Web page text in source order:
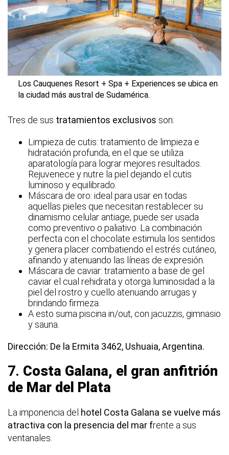
Los Cauquenes Resort + Spa + Experiences se ubica en
la ciudad más austral de Sudamérica.
Tres de sus tratamientos exclusivos son:
Limpieza de cutis: tratamiento de limpieza e
hidratación profunda, en el que se utiliza
aparatología para lograr mejores resultados.
Rejuvenece y nutre la piel dejando el cutis
luminoso y equilibrado.
Máscara de oro: ideal para usar en todas
aquellas pieles que necesitan restablecer su
dinamismo celular antiage, puede ser usada
como preventivo o paliativo. La combinación
perfecta con el chocolate estimula los sentidos
y genera placer combatiendo el estrés cutáneo,
afinando y atenuando las líneas de expresión.
Máscara de caviar: tratamiento a base de gel
caviar el cual rehidrata y otorga luminosidad a la
piel del rostro y cuello atenuando arrugas y
brindando firmeza.
A esto suma piscina in/out, con jacuzzis, gimnasio
y sauna.
Dirección: De la Ermita 3462, Ushuaia, Argentina.
7. Costa Galana, el gran anfitrión
de Mar del Plata
La imponencia del hotel Costa Galana se vuelve más
atractiva con la presencia del mar frente a sus
ventanales.